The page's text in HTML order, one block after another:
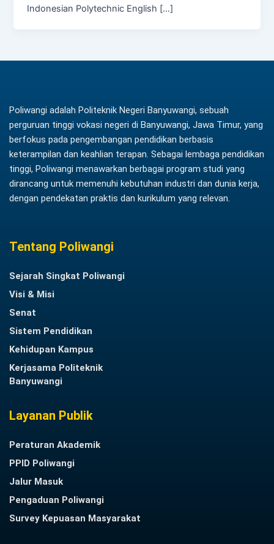
Indonesian Polytechnic English […]
Poliwangi adalah Politeknik Negeri Banyuwangi, sebuah
perguruan tinggi vokasi negeri di Banyuwangi, Jawa Timur, yang
berfokus pada pengembangan pendidikan berbasis
keterampilan dan keahlian terapan. Sebagai lembaga pendidikan
tinggi, Poliwangi menawarkan berbagai program studi yang
dirancang untuk memenuhi kebutuhan industri dan dunia kerja,
dengan pendekatan praktis dan kurikulum yang relevan.
Tentang Poliwangi
Sejarah Singkat Poliwangi
Visi & Misi
Senat
Sistem Pendidikan
Kehidupan Kampus
Kerjasama Politeknik
Banyuwangi
Layanan Publik
Peraturan Akademik
PPID Poliwangi
Jalur Masuk
Pengaduan Poliwangi
Survey Kepuasan Masyarakat